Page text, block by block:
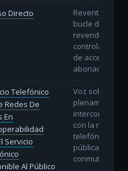
Directo
Reventa con
bucle directo:
revendedor
controla la
de acceso del
abonado.
Telefónico
Redes De
En
Servicio
Al Público
Voz sobre IP
plenamente
interconectada
con la red
telefónica
pública
conmutada.